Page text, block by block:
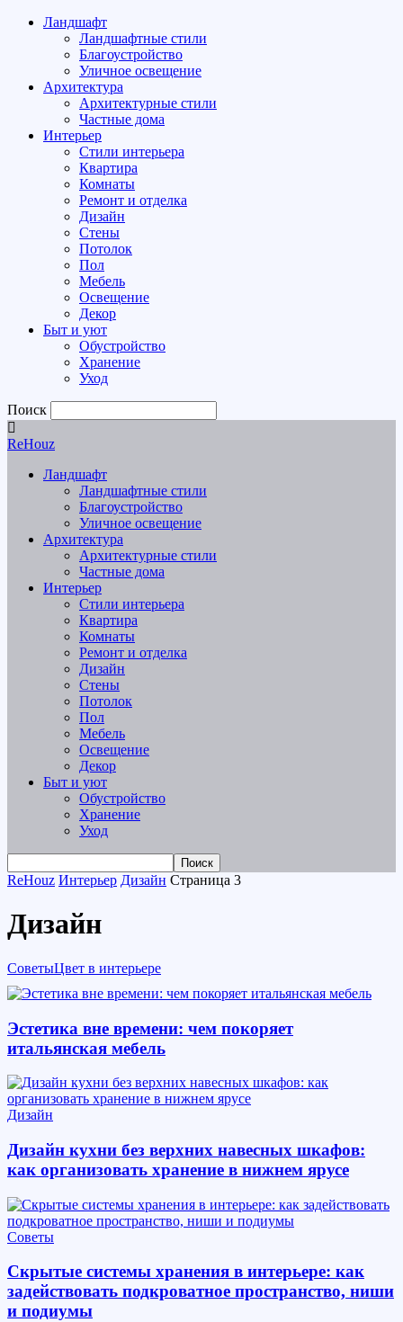
Ландшафт
Ландшафтные стили
Благоустройство
Уличное освещение
Архитектура
Архитектурные стили
Частные дома
Интерьер
Стили интерьера
Квартира
Комнаты
Ремонт и отделка
Дизайн
Стены
Потолок
Пол
Мебель
Освещение
Декор
Быт и уют
Обустройство
Хранение
Уход
Поиск
ReHouz
Ландшафт
Ландшафтные стили
Благоустройство
Уличное освещение
Архитектура
Архитектурные стили
Частные дома
Интерьер
Стили интерьера
Квартира
Комнаты
Ремонт и отделка
Дизайн
Стены
Потолок
Пол
Мебель
Освещение
Декор
Быт и уют
Обустройство
Хранение
Уход
ReHouz Интерьер Дизайн Страница 3
Дизайн
СоветыЦвет в интерьере
Эстетика вне времени: чем покоряет
итальянская мебель
Дизайн
Дизайн кухни без верхних навесных шкафов:
как организовать хранение в нижнем ярусе
Советы
Скрытые системы хранения в интерьере: как
задействовать подкроватное пространство, ниши
и подиумы